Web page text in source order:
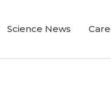
Science News